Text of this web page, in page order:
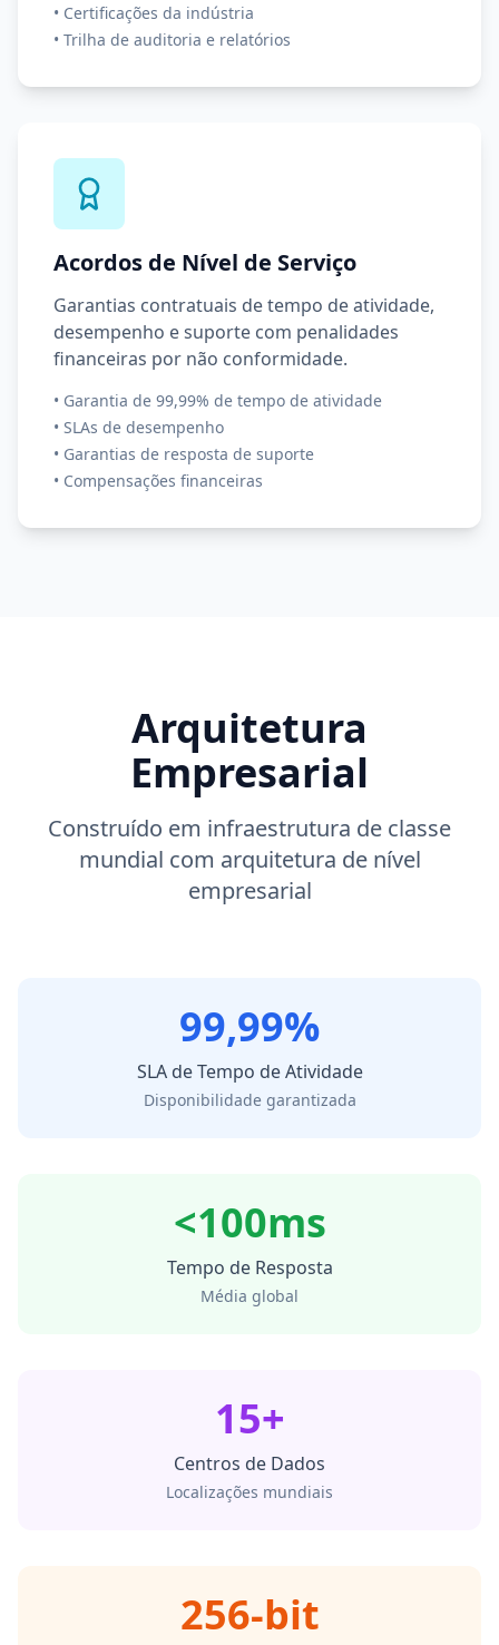
• Certificações da indústria
• Trilha de auditoria e relatórios
Acordos de Nível de Serviço
Garantias contratuais de tempo de atividade,
desempenho e suporte com penalidades
financeiras por não conformidade.
• Garantia de 99,99% de tempo de atividade
• SLAs de desempenho
• Garantias de resposta de suporte
• Compensações financeiras
Arquitetura
Empresarial
Construído em infraestrutura de classe
mundial com arquitetura de nível
empresarial
99,99%
SLA de Tempo de Atividade
Disponibilidade garantizada
<100ms
Tempo de Resposta
Média global
15+
Centros de Dados
Localizações mundiais
256-bit